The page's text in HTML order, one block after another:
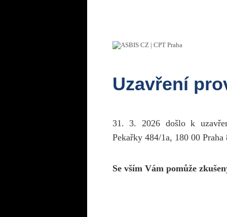
Uzavření
31. 3. 2026 došlo k
Pekařky 484/1a, 180 00 Praha
Se vším Vám pomůže